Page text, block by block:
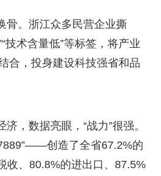
骨。浙江众多民营企业撕
技术含量低”等标签，将产业
合，投身建设科技强省和品
，数据亮眼，“战力”很强。
创造了全省67.2%的
收、80.8%的进出口、87.5%